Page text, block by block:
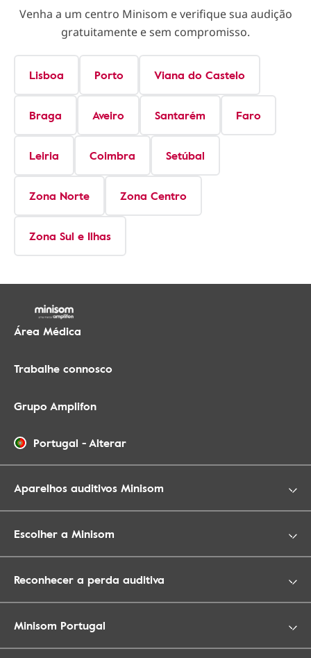
Venha a um centro Minisom e verifique sua audição
gratuitamente e sem compromisso.
Lisboa Porto Viana do Castelo
Braga Aveiro Santarém Faro
Leiria Coimbra Setúbal
Zona Norte Zona Centro
Zona Sul e Ilhas
Área Médica
Trabalhe connosco
Grupo Amplifon
Portugal -Alterar
Aparelhos auditivos Minisom
Escolher a Minisom
Reconhecer a perda auditiva
Minisom Portugal